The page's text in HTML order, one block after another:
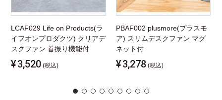
LCAF029 Life on Products(ラ
イフオンプロダクツ) クリアデ
スクファン 首振り機能付
¥3,520 (税込)
PBAF002 plusmore(プラスモ
ア) スリムデスクファン マグ
ネット付
¥3,278 (税込)